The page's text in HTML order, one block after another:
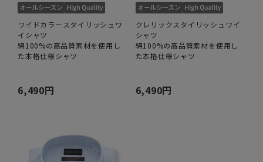
ワイドカラースタイリッシュワ
イシャツ
綿100%の高品質素材を使用し
た本格仕様シャツ
6,490円
クレリックスタイリッシュワイ
シャツ
綿100%の高品質素材を使用し
た本格仕様シャツ
6,490円